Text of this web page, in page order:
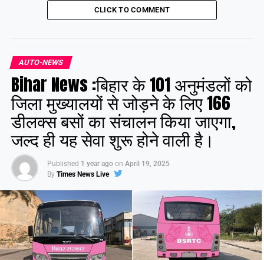
CLICK TO COMMENT
AUTO-NEWS
Bihar News :बिहार के 101 अनुमंडलों को
जिला मुख्यालयों से जोड़ने के लिए 166
डीलक्स बसों का संचालन किया जाएगा,
जल्द ही यह सेवा शुरू होने वाली है।
Published 1 year ago on April 19, 2025
By Times News Live